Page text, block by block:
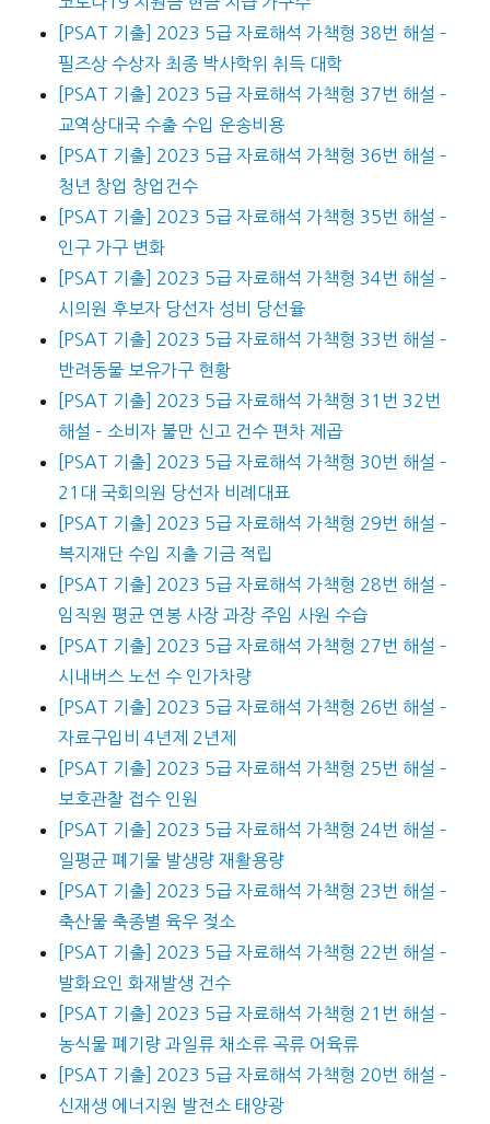
[PSAT 기출] 2023 5급 자료해석 가책형 38번 해설 –
필즈상 수상자 최종 박사학위 취득 대학
[PSAT 기출] 2023 5급 자료해석 가책형 37번 해설 –
교역상대국 수출 수입 운송비용
[PSAT 기출] 2023 5급 자료해석 가책형 36번 해설 –
청년 창업 창업건수
[PSAT 기출] 2023 5급 자료해석 가책형 35번 해설 –
인구 가구 변화
[PSAT 기출] 2023 5급 자료해석 가책형 34번 해설 –
시의원 후보자 당선자 성비 당선율
[PSAT 기출] 2023 5급 자료해석 가책형 33번 해설 –
반려동물 보유가구 현황
[PSAT 기출] 2023 5급 자료해석 가책형 31번 32번
해설 – 소비자 불만 신고 건수 편차 제곱
[PSAT 기출] 2023 5급 자료해석 가책형 30번 해설 –
21대 국회의원 당선자 비례대표
[PSAT 기출] 2023 5급 자료해석 가책형 29번 해설 –
복지재단 수입 지출 기금 적립
[PSAT 기출] 2023 5급 자료해석 가책형 28번 해설 –
임직원 평균 연봉 사장 과장 주임 사원 수습
[PSAT 기출] 2023 5급 자료해석 가책형 27번 해설 –
시내버스 노선 수 인가차량
[PSAT 기출] 2023 5급 자료해석 가책형 26번 해설 –
자료구입비 4년제 2년제
[PSAT 기출] 2023 5급 자료해석 가책형 25번 해설 –
보호관찰 접수 인원
[PSAT 기출] 2023 5급 자료해석 가책형 24번 해설 –
일평균 폐기물 발생량 재활용량
[PSAT 기출] 2023 5급 자료해석 가책형 23번 해설 –
축산물 축종별 육우 젖소
[PSAT 기출] 2023 5급 자료해석 가책형 22번 해설 –
발화요인 화재발생 건수
[PSAT 기출] 2023 5급 자료해석 가책형 21번 해설 –
농식물 폐기량 과일류 채소류 곡류 어육류
[PSAT 기출] 2023 5급 자료해석 가책형 20번 해설 –
신재생 에너지원 발전소 태양광